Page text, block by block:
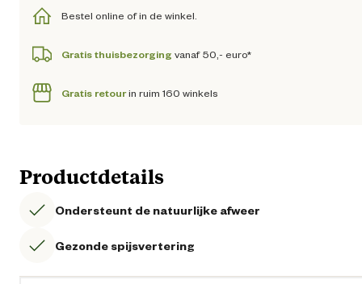
Bestel online of in de winkel.
Gratis thuisbezorging vanaf 50,- euro*
Gratis retourin ruim 160 winkels
Productdetails
Ondersteunt de natuurlijke afweer
Gezonde spijsvertering